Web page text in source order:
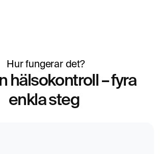
Hur fungerar det?
hälsokontroll – fyra
enkla steg